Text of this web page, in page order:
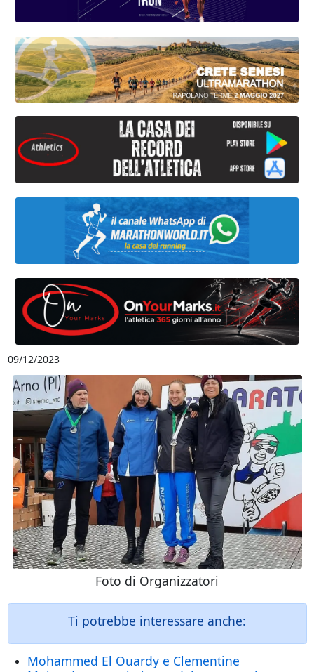
09/12/2023
Foto di Organizzatori
Ti potrebbe interessare anche:
Mohammed El Ouardy e Clementine